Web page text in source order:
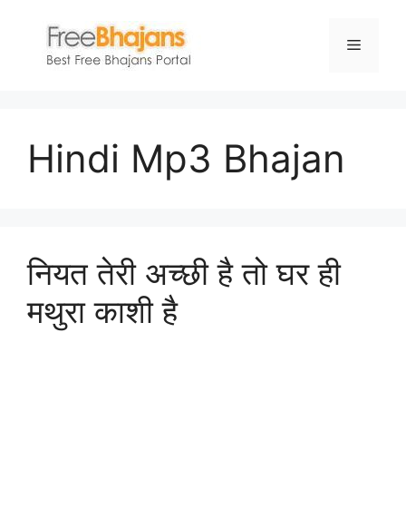
content
Menu
Hindi Mp3 Bhajan
नियत तेरी अच्छी है तो घर ही
मथुरा काशी है